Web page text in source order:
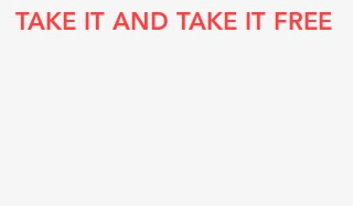
TAKE IT AND TAKE IT FREE